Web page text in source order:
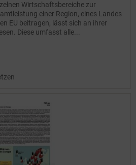
Wirtschaftsbereiche zur
einer Region, eines Landes
EU beitragen, lässt sich an ihrer
Diese umfasst alle...